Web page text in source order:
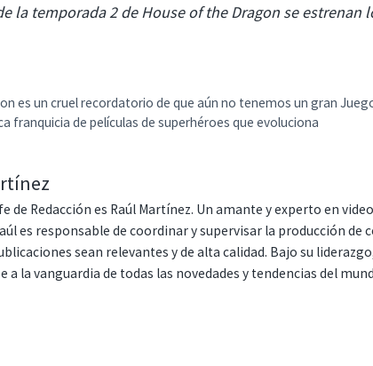
la temporada 2 de House of the Dragon se estrenan
es un cruel recordatorio de que aún no tenemos un gran
franquicia de películas de superhéroes que evoluciona
de Redacción es Raúl Martínez. Un amante y experto en
es responsable de coordinar y supervisar la producción de
sean relevantes y de alta calidad. Bajo su
a la vanguardia de todas las novedades y tendencias del